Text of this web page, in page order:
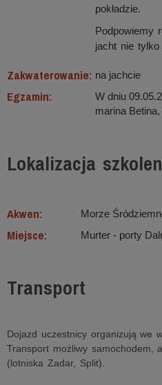
pokładzie.
Podpowiemy
jacht nie
Zakwaterowanie: na jachcie
Egzamin:
W dniu
marina
Lokalizacja
Akwen: Morze
Miejsce: Murter - porty
Transport
Dojazd uczestnicy organizują we
Transport możliwy samochodem,
(lotniska Zadar, Split).